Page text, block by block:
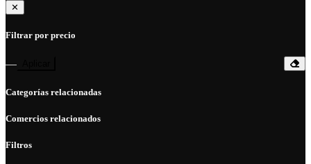
✕
Filtrar por precio
—
Categorías relacionadas
Comercios relacionados
Filtros